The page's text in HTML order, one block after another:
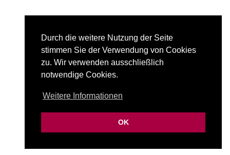
Durch die weitere Nutzung der Seite
stimmen Sie der Verwendung von Cookies
zu. Wir verwenden ausschließlich
notwendige Cookies.
Weitere Informationen
OK